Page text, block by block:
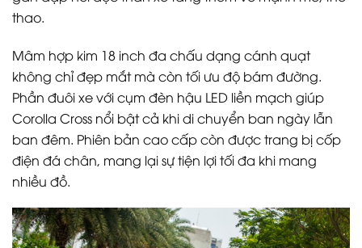
thao.
Mâm hợp kim 18 inch đa chấu dạng cánh quạt
không chỉ đẹp mắt mà còn tối ưu độ bám đường.
Phần đuôi xe với cụm đèn hậu LED liền mạch giúp
Corolla Cross nổi bật cả khi di chuyển ban ngày lẫn
ban đêm. Phiên bản cao cấp còn được trang bị cốp
điện đá chân, mang lại sự tiện lợi tối đa khi mang
nhiều đồ.